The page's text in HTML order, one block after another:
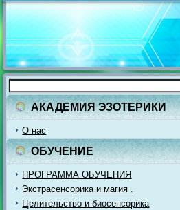
АКАДЕМИЯ ЭЗОТЕРИКИ
О нас
ОБУЧЕНИЕ
ПРОГРАММА ОБУЧЕНИЯ
Экстрасенсорика и магия .
Целительство и биосенсорика